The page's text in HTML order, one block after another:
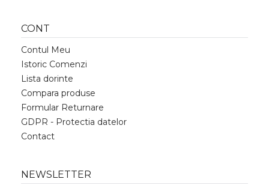
CONT
Contul Meu
Istoric Comenzi
Lista dorinte
Compara produse
Formular Returnare
GDPR - Protectia datelor
Contact
NEWSLETTER